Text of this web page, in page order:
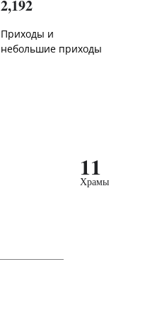
2,192
Приходы и
небольшие приходы
11
Храмы